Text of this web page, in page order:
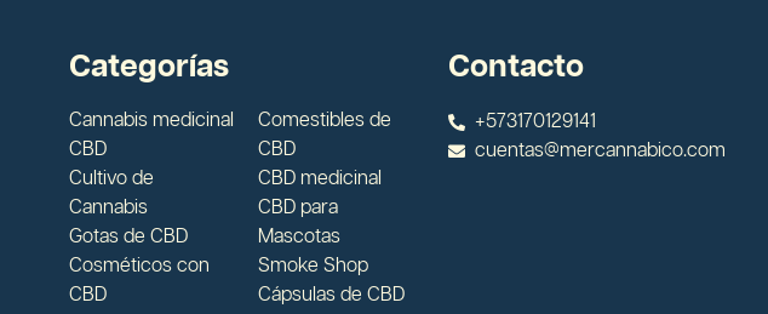
Categorías
Cannabis medicinal
CBD
Cultivo de
Cannabis
Gotas de CBD
Cosméticos con
CBD
Comestibles de
CBD
CBD medicinal
CBD para
Mascotas
Smoke Shop
Cápsulas de CBD
Contacto
+573170129141
cuentas@mercannabico.com